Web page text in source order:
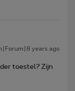
years ago
toestel? Zijn